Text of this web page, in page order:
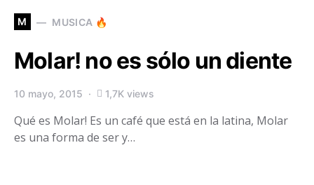
M MUSICA 🔥
Molar! no es sólo un diente
10 mayo, 2015 1,7K views
Qué es Molar! Es un café que está en la latina, Molar
es una forma de ser y…